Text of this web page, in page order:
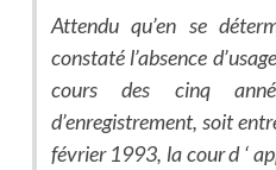
Attendu qu’en se
constaté l’absence
cours des cinq
d’enregistrement, soit
février 1993, la cour d ‘